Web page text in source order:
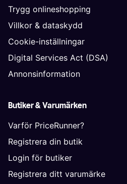
Trygg onlineshopping
Villkor & dataskydd
Cookie-inställningar
Digital Services Act (DSA)
Annonsinformation
Butiker & Varumärken
Varför PriceRunner?
Registrera din butik
Login för butiker
Registrera ditt varumärke